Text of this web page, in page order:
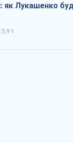
як Лукашенко
т.